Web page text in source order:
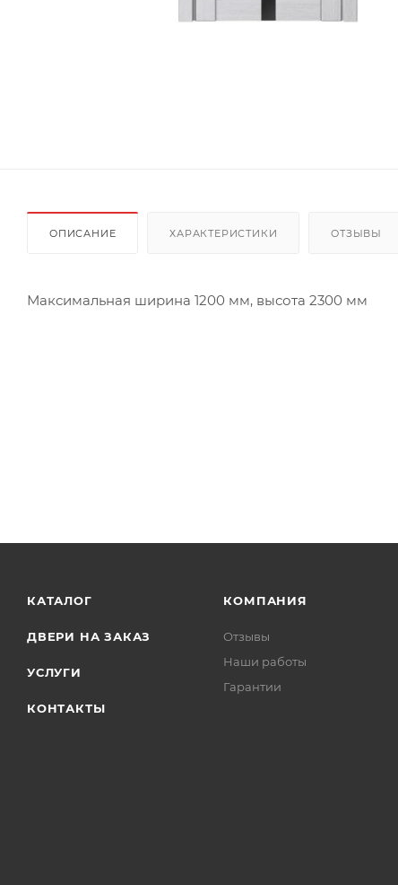
ОПИСАНИЕ ХАРАКТЕРИСТИКИ ОТЗЫВЫ
Максимальная ширина 1200 мм, высота 2300 мм
КАТАЛОГ
ДВЕРИ НА ЗАКАЗ
УСЛУГИ
КОНТАКТЫ
КОМПАНИЯ
Отзывы
Наши работы
Гарантии